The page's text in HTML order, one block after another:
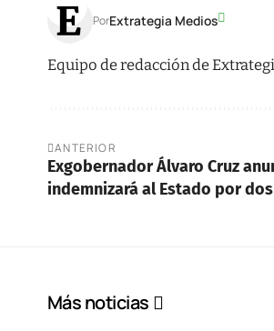
PorExtrategia Medios
Equipo de redacción de
ANTERIOR
Exgobernador Álvaro Cruz
indemnizará al Estado por
Más noticias